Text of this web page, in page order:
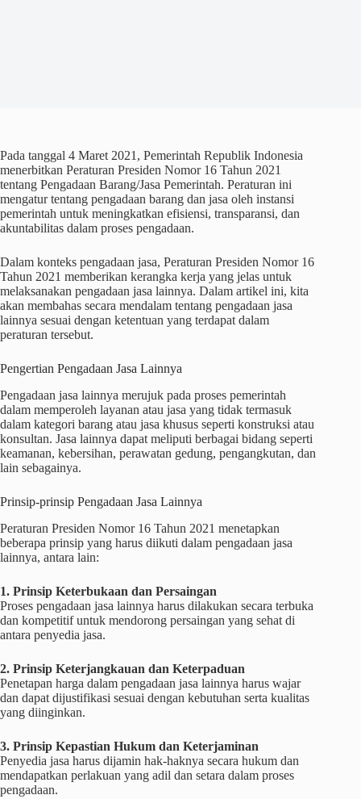
Pada tanggal 4 Maret 2021, Pemerintah Republik Indonesia
menerbitkan Peraturan Presiden Nomor 16 Tahun 2021
tentang Pengadaan Barang/Jasa Pemerintah. Peraturan ini
mengatur tentang pengadaan barang dan jasa oleh instansi
pemerintah untuk meningkatkan efisiensi, transparansi, dan
akuntabilitas dalam proses pengadaan.
Dalam konteks pengadaan jasa, Peraturan Presiden Nomor 16
Tahun 2021 memberikan kerangka kerja yang jelas untuk
melaksanakan pengadaan jasa lainnya. Dalam artikel ini, kita
akan membahas secara mendalam tentang pengadaan jasa
lainnya sesuai dengan ketentuan yang terdapat dalam
peraturan tersebut.
Pengertian Pengadaan Jasa Lainnya
Pengadaan jasa lainnya merujuk pada proses pemerintah
dalam memperoleh layanan atau jasa yang tidak termasuk
dalam kategori barang atau jasa khusus seperti konstruksi atau
konsultan. Jasa lainnya dapat meliputi berbagai bidang seperti
keamanan, kebersihan, perawatan gedung, pengangkutan, dan
lain sebagainya.
Prinsip-prinsip Pengadaan Jasa Lainnya
Peraturan Presiden Nomor 16 Tahun 2021 menetapkan
beberapa prinsip yang harus diikuti dalam pengadaan jasa
lainnya, antara lain:
1. Prinsip Keterbukaan dan Persaingan
Proses pengadaan jasa lainnya harus dilakukan secara terbuka
dan kompetitif untuk mendorong persaingan yang sehat di
antara penyedia jasa.
2. Prinsip Keterjangkauan dan Keterpaduan
Penetapan harga dalam pengadaan jasa lainnya harus wajar
dan dapat dijustifikasi sesuai dengan kebutuhan serta kualitas
yang diinginkan.
3. Prinsip Kepastian Hukum dan Keterjaminan
Penyedia jasa harus dijamin hak-haknya secara hukum dan
mendapatkan perlakuan yang adil dan setara dalam proses
pengadaan.